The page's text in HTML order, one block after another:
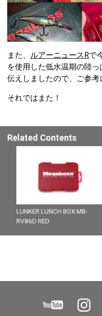
また、 ルアーニュースRで
を使用した低水温期の陸
伝えしましたので、ご参考
それではまた！
Related Contents
LUNKER LUNCH BOX MB-
RV86D RED